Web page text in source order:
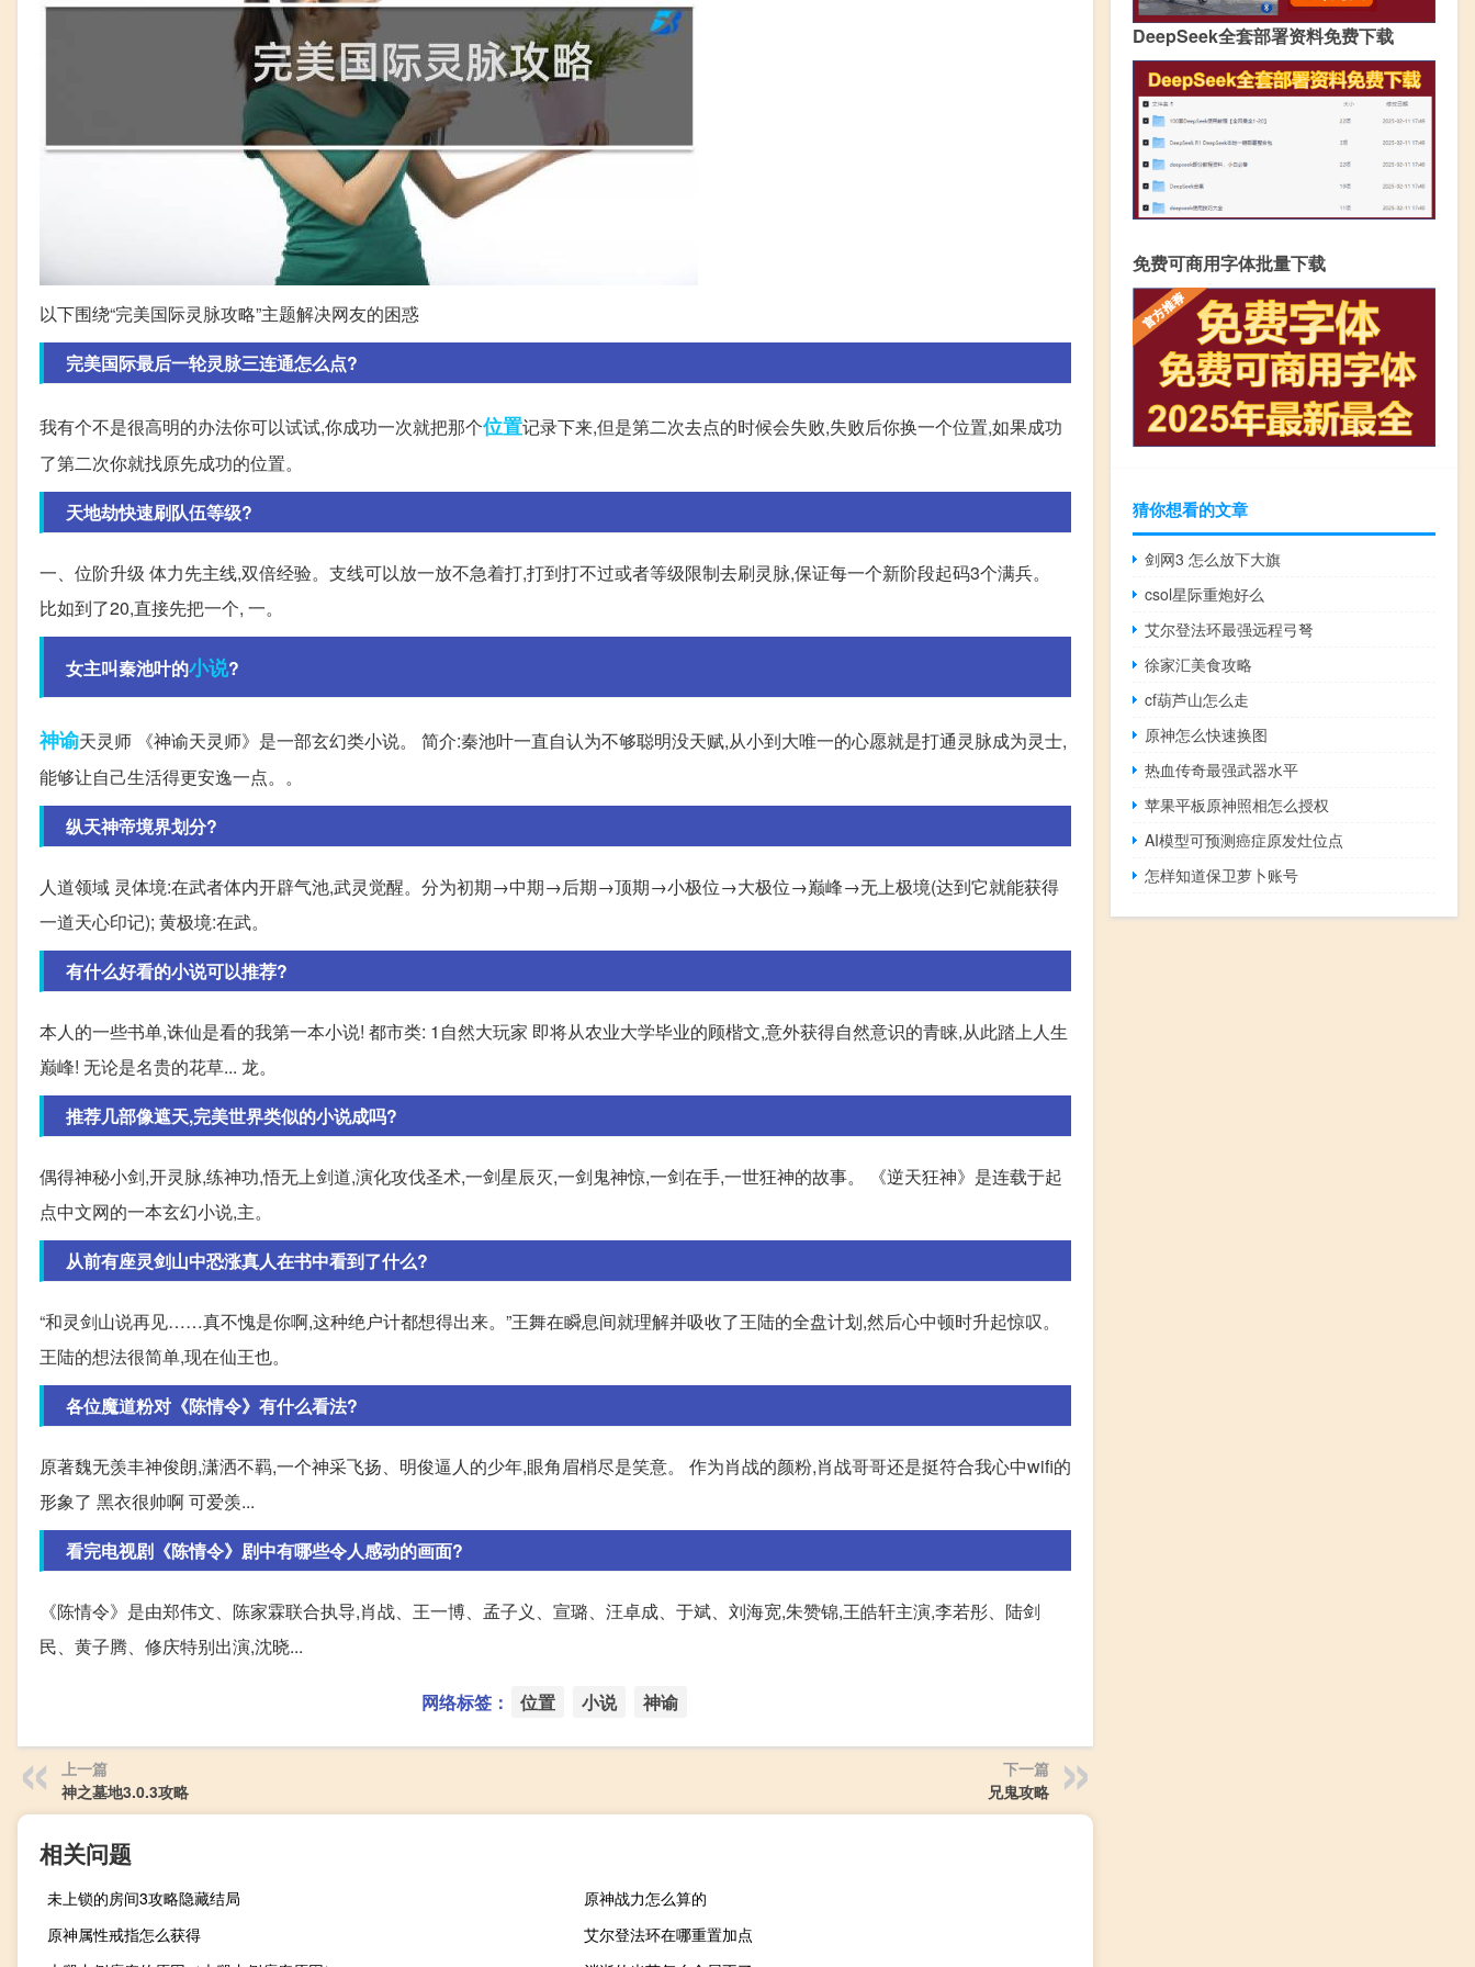
以下围绕“完美国际灵脉攻略”主题解决网友的困惑
完美国际最后一轮灵脉三连通怎么点?
我有个不是很高明的办法你可以试试,你成功一次就把那个位置记录下来,但是第二次去点的时候会失败,失败后你换一个位置,如果成功
了第二次你就找原先成功的位置。
天地劫快速刷队伍等级?
一、位阶升级 体力先主线,双倍经验。支线可以放一放不急着打,打到打不过或者等级限制去刷灵脉,保证每一个新阶段起码3个满兵。
比如到了20,直接先把一个, 一。
女主叫秦池叶的小说?
神谕天灵师 《神谕天灵师》是一部玄幻类小说。 简介:秦池叶一直自认为不够聪明没天赋,从小到大唯一的心愿就是打通灵脉成为灵士,
能够让自己生活得更安逸一点。。
纵天神帝境界划分?
人道领域 灵体境:在武者体内开辟气池,武灵觉醒。分为初期→中期→后期→顶期→小极位→大极位→巅峰→无上极境(达到它就能获得
一道天心印记); 黄极境:在武。
有什么好看的小说可以推荐?
本人的一些书单,诛仙是看的我第一本小说! 都市类: 1自然大玩家 即将从农业大学毕业的顾楷文,意外获得自然意识的青睐,从此踏上人生
巅峰! 无论是名贵的花草... 龙。
推荐几部像遮天,完美世界类似的小说成吗?
偶得神秘小剑,开灵脉,练神功,悟无上剑道,演化攻伐圣术,一剑星辰灭,一剑鬼神惊,一剑在手,一世狂神的故事。 《逆天狂神》是连载于起
点中文网的一本玄幻小说,主。
从前有座灵剑山中恐涨真人在书中看到了什么?
“和灵剑山说再见……真不愧是你啊,这种绝户计都想得出来。”王舞在瞬息间就理解并吸收了王陆的全盘计划,然后心中顿时升起惊叹。
王陆的想法很简单,现在仙王也。
各位魔道粉对《陈情令》有什么看法?
原著魏无羡丰神俊朗,潇洒不羁,一个神采飞扬、明俊逼人的少年,眼角眉梢尽是笑意。 作为肖战的颜粉,肖战哥哥还是挺符合我心中wifi的
形象了 黑衣很帅啊 可爱羡...
看完电视剧《陈情令》剧中有哪些令人感动的画面?
《陈情令》是由郑伟文、陈家霖联合执导,肖战、王一博、孟子义、宣璐、汪卓成、于斌、刘海宽,朱赞锦,王皓轩主演,李若彤、陆剑
民、黄子腾、修庆特别出演,沈晓...
网络标签： 位置 小说 神谕
上一篇
神之墓地3.0.3攻略
下一篇
兄鬼攻略
相关问题
未上锁的房间3攻略隐藏结局
原神战力怎么算的
原神属性戒指怎么获得
艾尔登法环在哪重置加点
DeepSeek全套部署资料免费下载
免费可商用字体批量下载
猜你想看的文章
剑网3 怎么放下大旗
csol星际重炮好么
艾尔登法环最强远程弓弩
徐家汇美食攻略
cf葫芦山怎么走
原神怎么快速换图
热血传奇最强武器水平
苹果平板原神照相怎么授权
AI模型可预测癌症原发灶位点
怎样知道保卫萝卜账号